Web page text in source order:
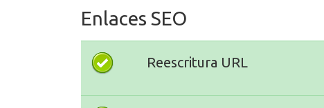
Enlaces SEO
Reescritura URL